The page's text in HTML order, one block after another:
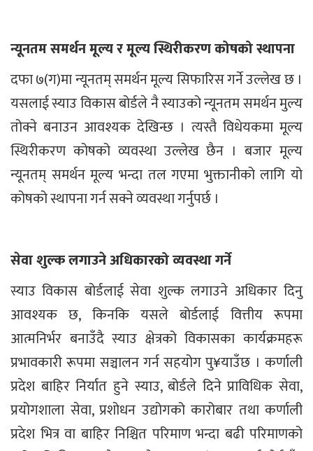
न्यूनतम समर्थन मूल्य र मूल्य स्थिरीकरण कोषको स्थापना
दफा ७(ग)मा न्यूनतम् समर्थन मूल्य सिफारिस गर्ने उल्लेख छ ।
यसलाई स्याउ विकास बोर्डले नै स्याउको न्यूनतम समर्थन मुल्य
तोक्ने बनाउन आवश्यक देखिन्छ । त्यस्तै विधेयकमा मूल्य
स्थिरीकरण कोषको व्यवस्था उल्लेख छैन । बजार मूल्य
न्यूनतम् समर्थन मूल्य भन्दा तल गएमा भुक्तानीको लागि यो
कोषको स्थापना गर्न सक्ने व्यवस्था गर्नुपर्छ ।
सेवा शुल्क लगाउने अधिकारको व्यवस्था गर्ने
स्याउ विकास बोर्डलाई सेवा शुल्क लगाउने अधिकार दिनु
आवश्यक छ, किनकि यसले बोर्डलाई वित्तीय रूपमा
आत्मनिर्भर बनाउँदै स्याउ क्षेत्रको विकासका कार्यक्रमहरू
प्रभावकारी रूपमा सञ्चालन गर्न सहयोग पु¥याउँछ । कर्णाली
प्रदेश बाहिर निर्यात हुने स्याउ, बोर्डले दिने प्राविधिक सेवा,
प्रयोगशाला सेवा, प्रशोधन उद्योगको कारोबार तथा कर्णाली
प्रदेश भित्र वा बाहिर निश्चित परिमाण भन्दा बढी परिमाणको